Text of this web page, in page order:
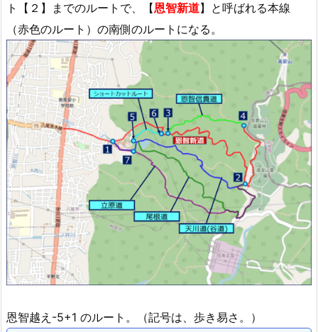
ト【２】までのルートで、【恩智新道】と呼ばれる本線
（赤色のルート）の南側のルートになる。
恩智越え-5+1 のルート。（記号は、歩き易さ。）